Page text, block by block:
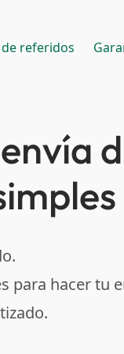
referidos
para hacer tu